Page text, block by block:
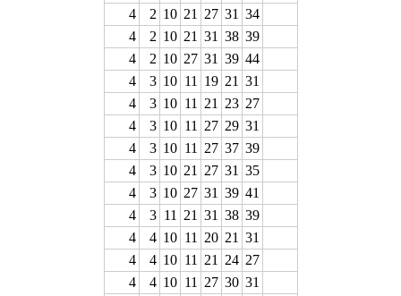
4
2 10 21 27 31 34
4
2 10 21 31 38 39
4
2 10 27 31 39 44
4
3 10 11 19 21 31
4
3 10 11 21 23 27
4
3 10 11 27 29 31
4
3 10 11 27 37 39
4
3 10 21 27 31 35
4
3 10 27 31 39 41
4
3 11 21 31 38 39
4
4 10 11 20 21 31
4
4 10 11 21 24 27
4
4 10 11 27 30 31